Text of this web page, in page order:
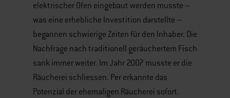
elektrischer Ofen eingebaut werden musste –
was eine erhebliche Investition darstellte –
begannen schwierige Zeiten für den Inhaber. Die
Nachfrage nach traditionell geräuchertem Fisch
sank immer weiter. Im Jahr 2007 musste er die
Räucherei schliessen. Per erkannte das
Potenzial der ehemaligen Räucherei sofort.